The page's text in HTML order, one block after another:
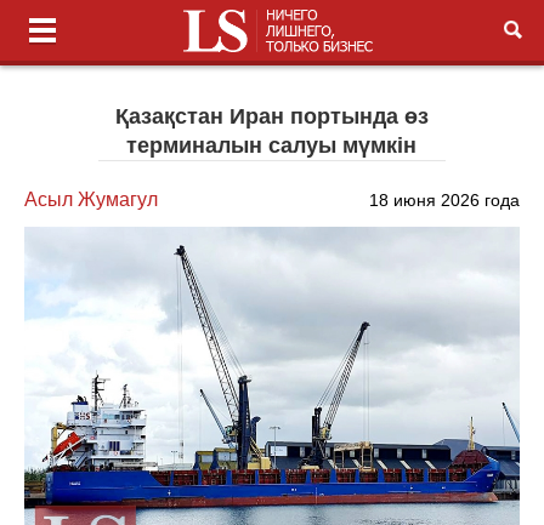
Қазақстан Иран портында өз
терминалын салуы мүмкін
Асыл Жумагул 18 июня 2026 года